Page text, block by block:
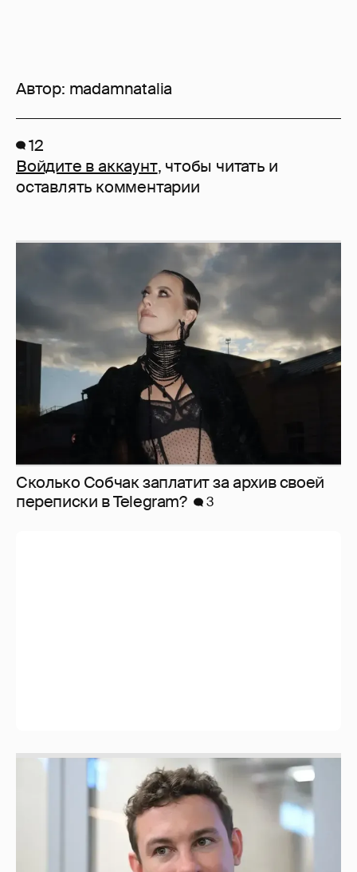
Автор: madamnatalia
12
Войдите в аккаунт, чтобы читать и
оставлять комментарии
Сколько Собчак заплатит за архив своей
перeписки в Telegram?
3